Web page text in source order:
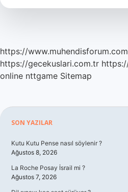
https://
https://gecekuslari.com.tr
online nttgame Sitemap
Sidebar
SON YAZILAR
Kutu Kutu Pense nasıl söylenir ?
Ağustos 8, 2026
La Roche Posay İsrail mi ?
Ağustos 7, 2026